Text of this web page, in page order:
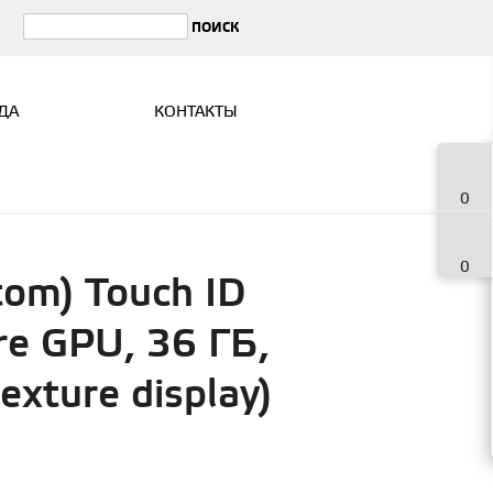
КОНТАКТЫ
0
0
Touch ID
GPU, 36 ГБ,
display)